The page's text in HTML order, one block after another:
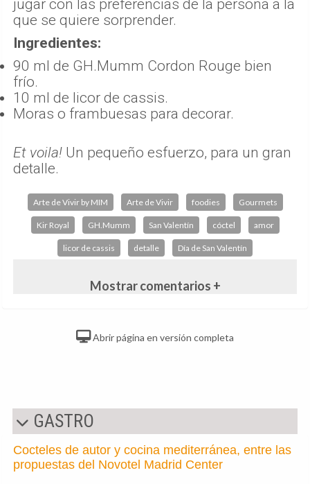
jugar con las preferencias de la persona a la
que se quiere sorprender.
Ingredientes:
90 ml de GH.Mumm Cordon Rouge bien
frío.
10 ml de licor de cassis.
Moras o frambuesas para decorar.
Et voila! Un pequeño esfuerzo, para un gran
detalle.
Arte de Vivir by MIM Arte de Vivir foodies Gourmets
Kir Royal GH.Mumm San Valentín cóctel amor
licor de cassis detalle Día de San Valentín
Mostrar comentarios +
Abrir página en versión completa
GASTRO
Cocteles de autor y cocina mediterránea, entre las
propuestas del Novotel Madrid Center